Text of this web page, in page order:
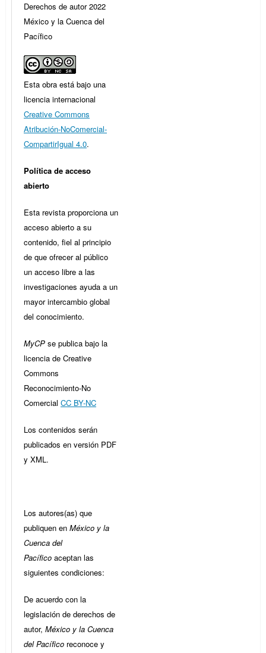
Derechos de autor 2022
México y la Cuenca del
Pacífico
Esta obra está bajo una
licencia internacional
Creative Commons
Atribución-NoComercial-
CompartirIgual 4.0.
Política de acceso
abierto
Esta revista proporciona un
acceso abierto a su
contenido, fiel al principio
de que ofrecer al público
un acceso libre a las
investigaciones ayuda a un
mayor intercambio global
del conocimiento.
MyCP se publica bajo la
licencia de Creative
Commons
Reconocimiento-No
Comercial CC BY-NC
Los contenidos serán
publicados en versión PDF
y XML.
Los autores(as) que
publiquen en México y la
Cuenca del
Pacífico aceptan las
siguientes condiciones:
De acuerdo con la
legislación de derechos de
autor, México y la Cuenca
del Pacífico reconoce y